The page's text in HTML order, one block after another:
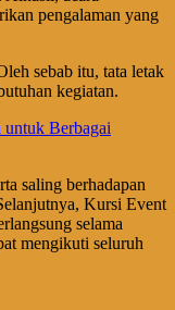
pengalaman yang
sebab itu, tata letak
kegiatan.
saling berhadapan
Kursi Event
selama
mengikuti seluruh